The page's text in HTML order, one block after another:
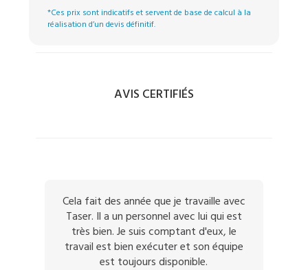
*Ces prix sont indicatifs et servent de base de calcul à la
réalisation d’un devis définitif.
AVIS CERTIFIÉS
Cela fait des année que je travaille avec
Taser. Il a un personnel avec lui qui est
très bien. Je suis comptant d'eux, le
travail est bien exécuter et son équipe
est toujours disponible.